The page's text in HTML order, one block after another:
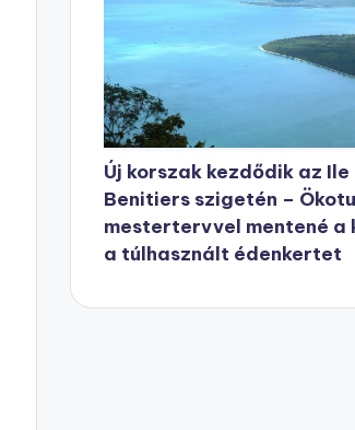
Új korszak kezdődik az Ile
Benitiers szigetén –
mestertervvel mentené a
a túlhasznált édenkertet